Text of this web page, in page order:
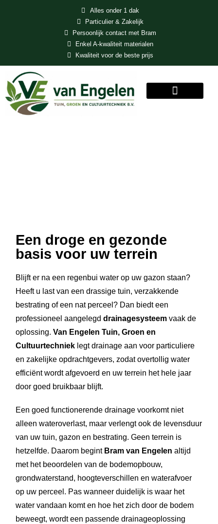
Alles onder 1 dak
Particulier & Zakelijk
Persoonlijk contact met Bram
Enkel A-kwaliteit materialen
Kwaliteit voor de beste prijs
Een droge en gezonde
basis voor uw terrein
Blijft er na een regenbui water op uw gazon staan?
Heeft u last van een drassige tuin, verzakkende
bestrating of een nat perceel? Dan biedt een
professioneel aangelegddrainagesysteem vaak de
oplossing.Van Engelen Tuin, Groen en
Cultuurtechniek legt drainage aan voor particuliere
en zakelijke opdrachtgevers, zodat overtollig water
efficiënt wordt afgevoerd en uw terrein het hele jaar
door goed bruikbaar blijft.
Een goed functionerende drainage voorkomt niet
alleen wateroverlast, maar verlengt ook de levensduur
van uw tuin, gazon en bestrating.Geen terrein is
hetzelfde. Daarom begint Bram van Engelen altijd
met het beoordelen van de bodemopbouw,
grondwaterstand, hoogteverschillen en waterafvoer
op uw perceel. Pas wanneer duidelijk is waar het
water vandaan komt en hoe het zich door de bodem
beweegt, wordt een passende drainageoplossing